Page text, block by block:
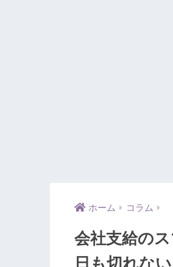
ホーム コラム
会社支給の
日も切れない